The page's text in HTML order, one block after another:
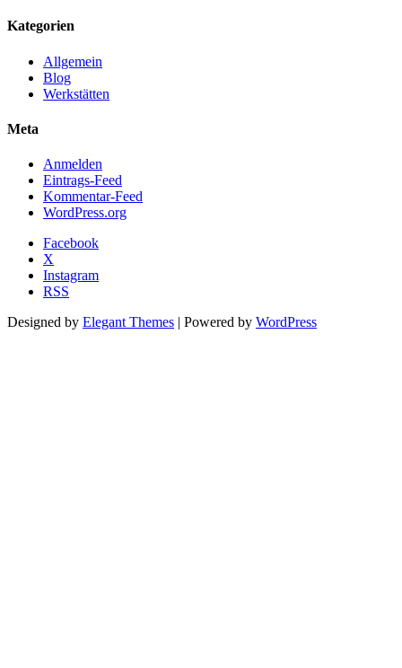
Kategorien
Allgemein
Blog
Werkstätten
Meta
Anmelden
Eintrags-Feed
Kommentar-Feed
WordPress.org
Facebook
X
Instagram
RSS
Designed by Elegant Themes | Powered by WordPress